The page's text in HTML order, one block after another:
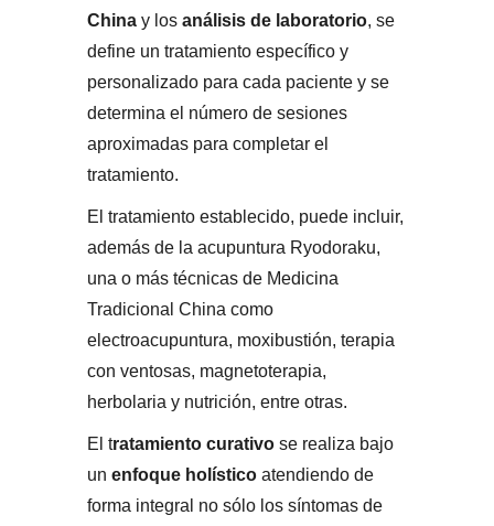
China y los análisis de laboratorio, se
define un tratamiento específico y
personalizado para cada paciente y se
determina el número de sesiones
aproximadas para completar el
tratamiento.
El tratamiento establecido, puede incluir,
además de la acupuntura Ryodoraku,
una o más técnicas de Medicina
Tradicional China como
electroacupuntura, moxibustión, terapia
con ventosas, magnetoterapia,
herbolaria y nutrición, entre otras.
El tratamiento curativo se realiza bajo
un enfoque holístico atendiendo de
forma integral no sólo los síntomas de